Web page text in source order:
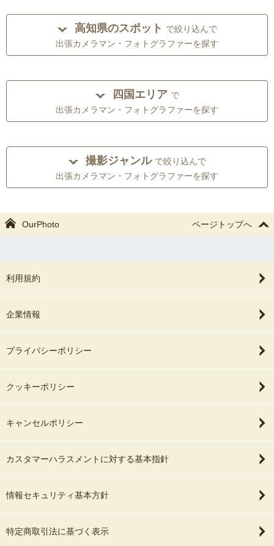
高知県のスポット で絞り込んで
出張カメラマン・フォトグラファーを探す
四国エリア で
出張カメラマン・フォトグラファーを探す
撮影ジャンル で絞り込んで
出張カメラマン・フォトグラファーを探す
OurPhoto ページトップへ
利用規約
企業情報
プライバシーポリシー
クッキーポリシー
キャンセルポリシー
カスタマーハラスメントに対する基本指針
情報セキュリティ基本方針
特定商取引法に基づく表示